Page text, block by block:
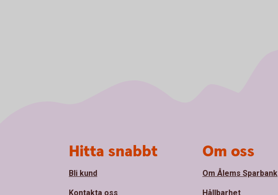
Hitta snabbt
Bli kund
Kontakta oss
Om oss
Om Ålems Sparbank
Hållbarhet